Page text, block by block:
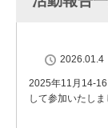
2026.01.4
2025年11月14-
して参加いたしま